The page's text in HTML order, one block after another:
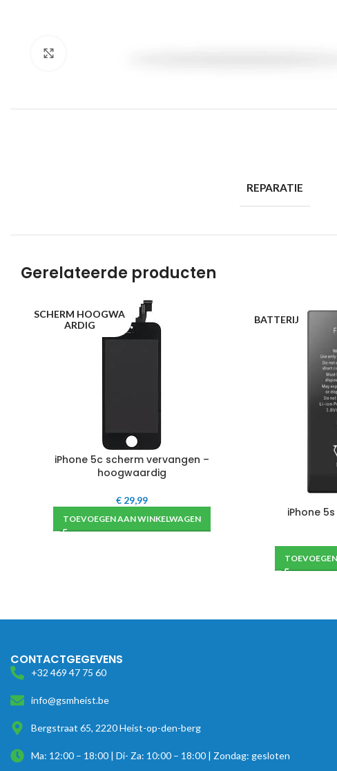
REPARATIE
Gerelateerde producten
SCHERM HOOGWA
ARDIG
iPhone 5c scherm vervangen –
hoogwaardig
€29,99
TOEVOEGEN AAN WINKELWAGEN
BATTERIJ
iPhone
CONTACTGEGEVENS
+32 469 47 75 60
info@gsmheist.be
Bergstraat 65, 2220 Heist-op-den-berg
Ma: 12:00 – 18:00 | Di- Za: 10:00 – 18:00 | Zondag: gesloten